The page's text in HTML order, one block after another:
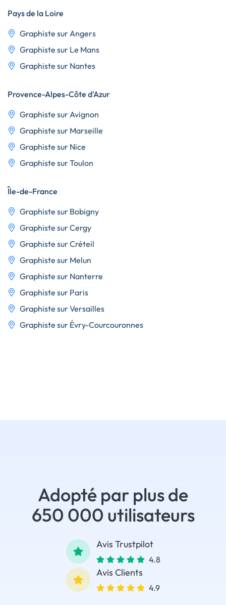
Pays de la Loire
Graphiste sur Angers
Graphiste sur Le Mans
Graphiste sur Nantes
Provence-Alpes-Côte d'Azur
Graphiste sur Avignon
Graphiste sur Marseille
Graphiste sur Nice
Graphiste sur Toulon
Île-de-France
Graphiste sur Bobigny
Graphiste sur Cergy
Graphiste sur Créteil
Graphiste sur Melun
Graphiste sur Nanterre
Graphiste sur Paris
Graphiste sur Versailles
Graphiste sur Évry-Courcouronnes
Adopté par plus de
650 000 utilisateurs
Avis Trustpilot
4.8
Avis Clients
4.9